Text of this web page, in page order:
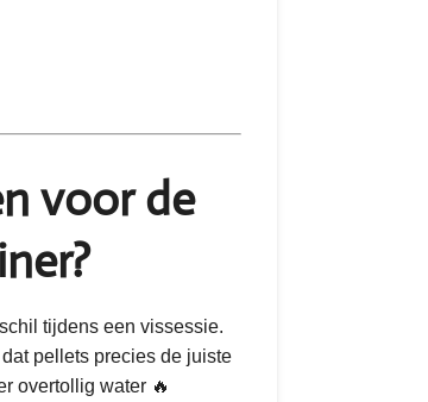
voor de
tijdens een vissessie.
pellets precies de juiste
overtollig water 🔥